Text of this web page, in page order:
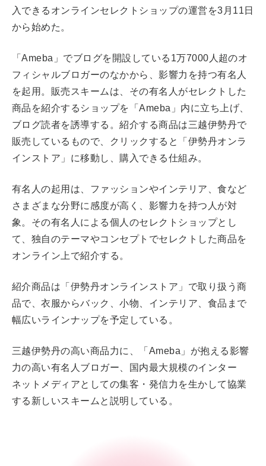
入できるオンラインセレクトショップの運営を3月11日
から始めた。
「Ameba」でブログを開設している1万7000人超のオ
フィシャルブロガーのなかから、影響力を持つ有名人
を起用。販売スキームは、その有名人がセレクトした
商品を紹介するショップを「Ameba」内に立ち上げ、
ブログ読者を誘導する。紹介する商品は三越伊勢丹で
販売しているもので、クリックすると「伊勢丹オンラ
インストア」に移動し、購入できる仕組み。
有名人の起用は、ファッションやインテリア、食など
さまざまな分野に感度が高く、影響力を持つ人が対
象。その有名人による個人のセレクトショップとし
て、独自のテーマやコンセプトでセレクトした商品を
オンライン上で紹介する。
紹介商品は「伊勢丹オンラインストア」で取り扱う商
品で、衣服からバック、小物、インテリア、食品まで
幅広いラインナップを予定している。
三越伊勢丹の高い商品力に、「Ameba」が抱える影響
力の高い有名人ブロガー、国内最大規模のインター
ネットメディアとしての集客・発信力を生かして協業
する新しいスキームと説明している。
参